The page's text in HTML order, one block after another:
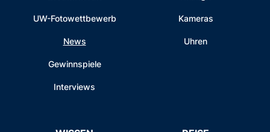
UW-Fotowettbewerb
News
Gewinnspiele
Interviews
Kameras
Uhren